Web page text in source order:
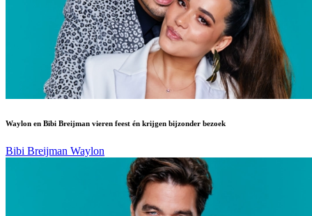
Waylon en Bibi Breijman vieren feest én krijgen bijzonder bezoek
Bibi Breijman Waylon